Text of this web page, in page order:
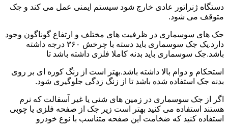
دستگاه ژنراتور عادی خارج شود سیستم ایمنی عمل می کند و جک
متوقف می شود.
جک های سوسماری در ظرفیت های مختلف و ارتفاع گوناگون وجود
دارد.یک جک سوسماری باید دسته با چرخش ۳۶۰ درجه داشته
باشد.جک سوسماری باید بدنه کاملا فلزی داشته باشد تا
استحکام و دوام بالا داشته باشد.بهتر است از رنگ کوره ای بر روی
بدنه جک استفاده شده باشد تا از زنگ زدگی جلوگیری شود.
اگر از جک سوسماری در زمین های شنی یا غیر آسفالت که نرم
هستند استفاده می کنید بهتر است زیر جک از صفحه فلزی یا چوبی
استفاده کنید که ضخامت این صفحه متناسب با نوع خودرو